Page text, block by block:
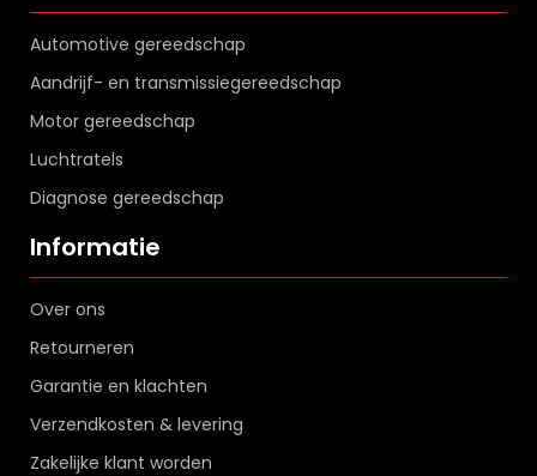
Automotive gereedschap
Aandrijf- en transmissiegereedschap
Motor gereedschap
Luchtratels
Diagnose gereedschap
Informatie
Over ons
Retourneren
Garantie en klachten
Verzendkosten & levering
Zakelijke klant worden